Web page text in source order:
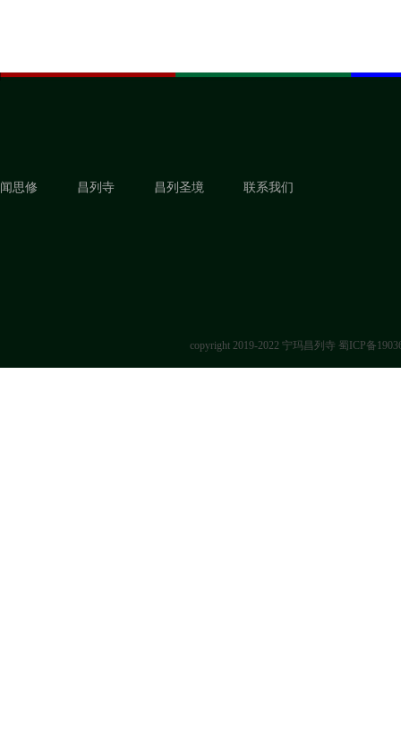
闻思修 昌列寺 昌列圣境 联系我们
copyright 2019-2022 宁玛昌列寺 蜀ICP备